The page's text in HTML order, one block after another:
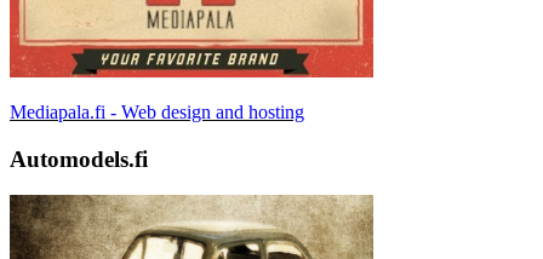
Mediapala.fi - Web design and hosting
Automodels.fi